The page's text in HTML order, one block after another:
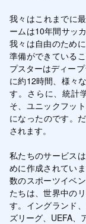
我々はこれまでに
ームは10年間サッ
我々は自由のため
準備ができている
プスターはディー
に約12時間、様々
す。さらに、統計
そ、ユニックフッ
になったのです。
されます。
私たちのサービス
めに作成されてい
数のスポーツイベ
たちは、世界中の
す。イングランド
ズリーグ、UEFA、